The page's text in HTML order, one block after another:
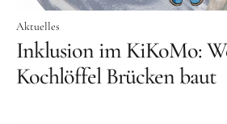
Rezepte
Für
Unser Beitrag zum
Aktuelles
Inklusion im KiKoMo:
Kochlöffel Brücken baut